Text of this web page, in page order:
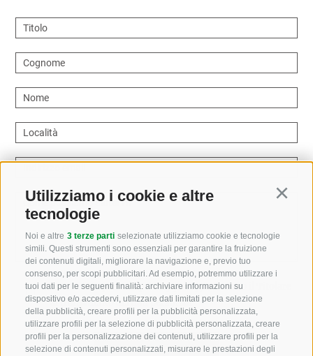
Utilizziamo i cookie e altre
tecnologie
Noi e altre 3 terze parti selezionate utilizziamo cookie e tecnologie
simili. Questi strumenti sono essenziali per garantire la fruizione
dei contenuti digitali, migliorare la navigazione e, previo tuo
consenso, per scopi pubblicitari. Ad esempio, potremmo utilizzare i
tuoi dati per le seguenti finalità: archiviare informazioni su
dispositivo e/o accedervi, utilizzare dati limitati per la selezione
della pubblicità, creare profili per la pubblicità personalizzata,
utilizzare profili per la selezione di pubblicità personalizzata, creare
profili per la personalizzazione dei contenuti, utilizzare profili per la
selezione di contenuti personalizzati, misurare le prestazioni degli
Titolo
Cognome
Nome
Località
Come possiamo aiutarvi?
Letto e compreso laprivacy policy, autorizzo il Titolare
al trattamento dei dati personali